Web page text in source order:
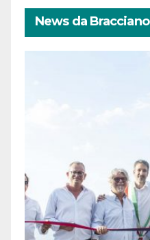
News da Bracciano